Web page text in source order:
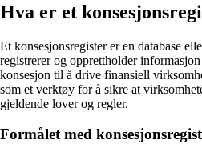
Hva er et
Et konsesjonsregister er en database
registrerer og opprettholder
konsesjon til å drive finansiell
som et verktøy for å sikre at
gjeldende lover og regler.
Formålet med